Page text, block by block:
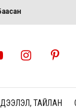
ТАЙЛАН